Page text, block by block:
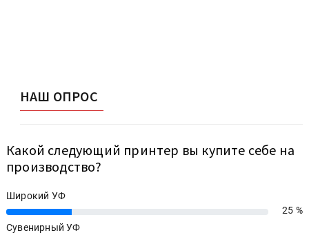
НАШ ОПРОС
Какой следующий принтер вы купите себе на
производство?
Широкий УФ
25%
25 %
Сувенирный УФ